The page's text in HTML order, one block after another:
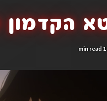
הקדמון
1 min read